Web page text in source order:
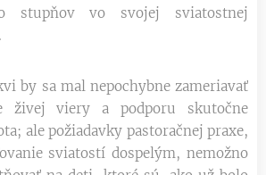
stupňov vo svojej sviatostnej
by sa mal nepochybne zameriavať
živej viery a podporu skutočne
ale požiadavky pastoračnej praxe,
sviatostí dospelým, nemožno